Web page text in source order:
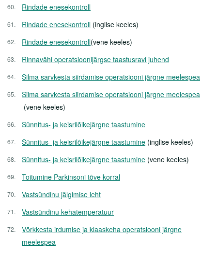
Rindade enesekontroll
Rindade enesekontroll (inglise keeles)
Rindade enesekontroll(vene keeles)
Rinnavähi operatsioonijärgse taastusravi juhend
Silma sarvkesta siirdamise operatsiooni järgne meelespea
Silma sarvkesta siirdamise operatsiooni järgne meelespea
(vene keeles)
Sünnitus- ja keisrilõikejärgne taastumine
Sünnitus- ja keisrilõikejärgne taastumine (inglise keeles)
Sünnitus- ja keisrilõikejärgne taastumine (vene keeles)
Toitumine Parkinsoni tõve korral
Vastsündinu jälgimise leht
Vastsündinu kehatemperatuur
Võrkkesta irdumise ja klaaskeha operatsiooni järgne
meelespea